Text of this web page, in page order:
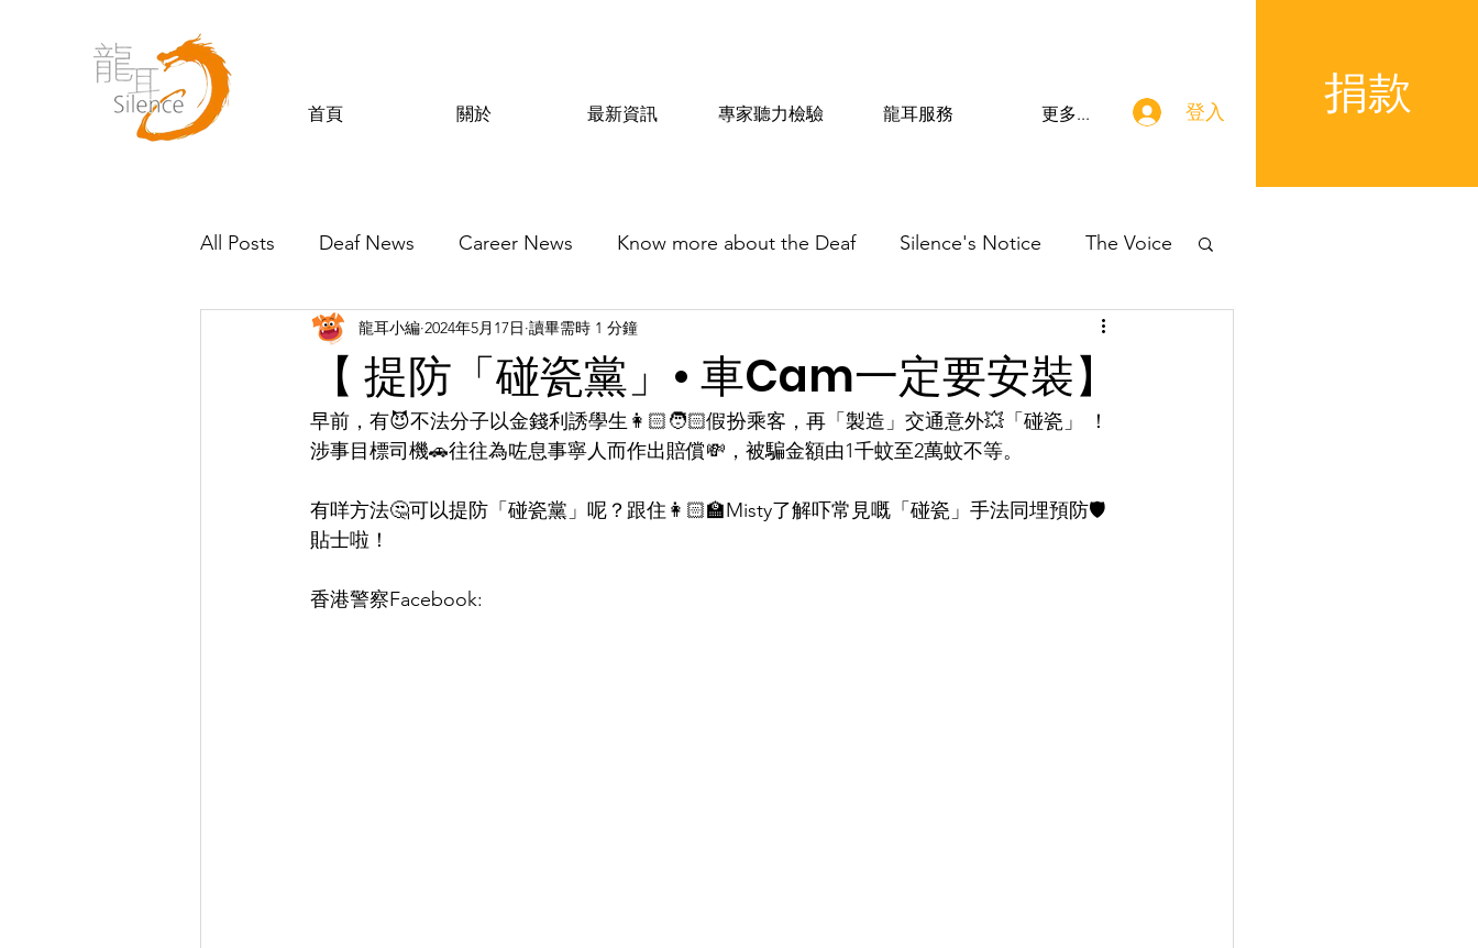
首頁 關於 最新資訊 專家聽力檢驗 龍耳服務 更多... 登入 捐款
All Posts Deaf News Career News Know more about the Deaf Silence's Notice The Voice
Silence’s Friends
【 提防「碰瓷黨」• 車Cam一定要安裝】
龍耳小編 2024年5月17日 讀畢需時 1 分鐘
早前，有😈不法分子以金錢利誘學生👩🏻🧑🏻假扮乘客，再「製造」交通意外💥「碰瓷」 ！
涉事目標司機🚗往往為咗息事寧人而作出賠償💸，被騙金額由1千蚊至2萬蚊不等。
有咩方法🤔可以提防「碰瓷黨」呢？跟住👩🏻‍🏫Misty了解吓常見嘅「碰瓷」手法同埋預防🛡
貼士啦！
香港警察Facebook: